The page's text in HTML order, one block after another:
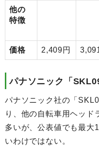
他の
特徴
価格 2,409円
パナソニック「
パナソニック社の「
り、他の自転車用ヘッド
多いが、公表値でも最大
いわけではない。